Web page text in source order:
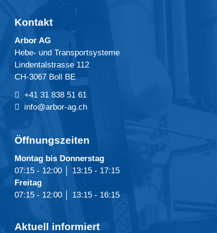
Kontakt
Arbor AG
Hebe- und Transportsysteme
Lindentalstrasse 112
CH-3067 Boll BE
+41 31 838 51 61
info@arbor-ag.ch
Öffnungszeiten
Montag bis Donnerstag
07:15 - 12:00 │ 13:15 - 17:15
Freitag
07:15 - 12:00 │ 13:15 - 16:15
Aktuell informiert